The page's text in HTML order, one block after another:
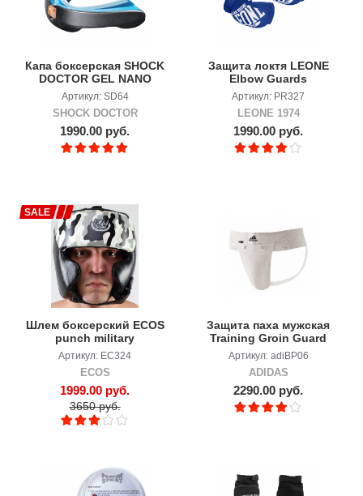
Капа боксерская SHOCK
DOCTOR GEL NANO
Артикул: SD64
SHOCK DOCTOR
1990.00 руб.
Защита локтя LEONE
Elbow Guards
Артикул: PR327
LEONE 1974
1990.00 руб.
SALE
Шлем боксерский ECOS
punch military
Артикул: EC324
ECOS
1999.00 руб.
3650 руб.
Защита паха мужская
Training Groin Guard
Артикул: adiBP06
ADIDAS
2290.00 руб.